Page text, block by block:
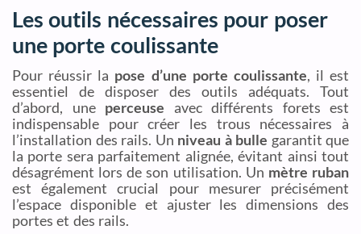
Les outils nécessaires pour poser
une porte coulissante
Pour réussir la pose d’une porte coulissante, il est
essentiel de disposer des outils adéquats. Tout
d’abord, une perceuse avec différents forets est
indispensable pour créer les trous nécessaires à
l’installation des rails. Un niveau à bulle garantit que
la porte sera parfaitement alignée, évitant ainsi tout
désagrément lors de son utilisation. Un mètre ruban
est également crucial pour mesurer précisément
l’espace disponible et ajuster les dimensions des
portes et des rails.